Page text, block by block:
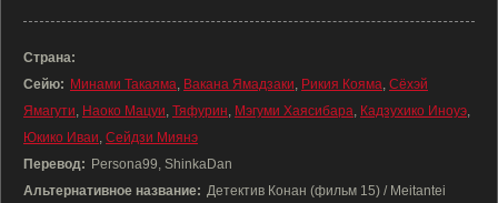
Страна:
Сейю: Минами Такаяма, Вакана Ямадзаки, Рикия Кояма, Сёхэй
Ямагути, Наоко Мацуи, Тяфурин, Мэгуми Хаясибара, Кадзухико Иноуэ,
Юкико Иваи, Сейдзи Миянэ
Перевод: Persona99, ShinkaDan
Альтернативное название: Детектив Конан (фильм 15) / Meitantei